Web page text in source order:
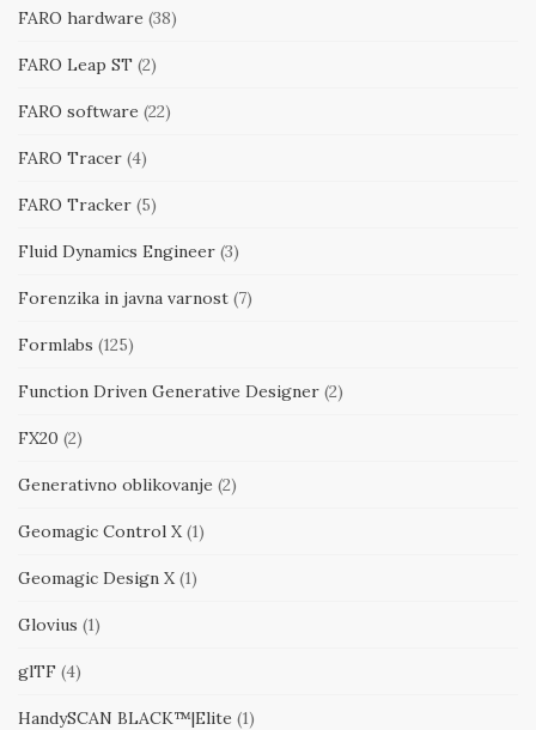
FARO hardware (38)
FARO Leap ST (2)
FARO software (22)
FARO Tracer (4)
FARO Tracker (5)
Fluid Dynamics Engineer (3)
Forenzika in javna varnost (7)
Formlabs (125)
Function Driven Generative Designer (2)
FX20 (2)
Generativno oblikovanje (2)
Geomagic Control X (1)
Geomagic Design X (1)
Glovius (1)
glTF (4)
HandySCAN BLACK™|Elite (1)